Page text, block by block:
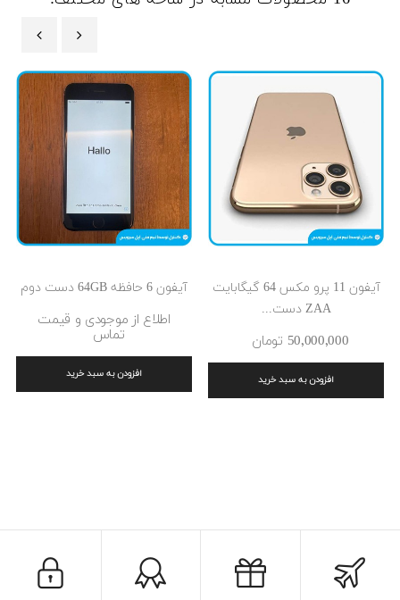
آیفون 11 پرو مکس 64 گیگابایت
ZAA دست...
50٬000٬000 ‎تومان
افزودن به سبد خرید
آیفون 6 حافظه 64GB دست دوم
اطلاع از موجودی و قیمت
تماس
افزودن به سبد خرید
‹ ›